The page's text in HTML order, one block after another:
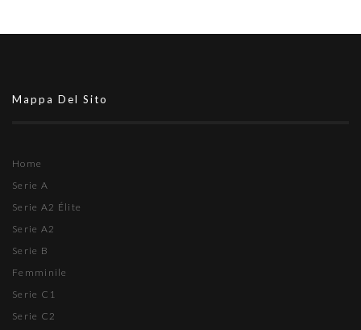
Mappa Del Sito
Home
Serie A
Serie A2 Élite
Serie A2
Serie B
Femminile
Serie C1
Serie C2